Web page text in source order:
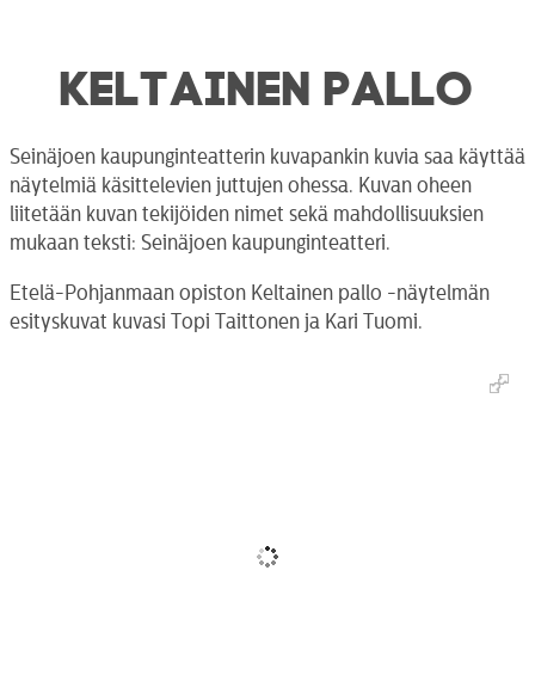
KELTAINEN PALLO
Seinäjoen kaupunginteatterin kuvapankin kuvia saa käyttää
näytelmiä käsittelevien juttujen ohessa. Kuvan oheen
liitetään kuvan tekijöiden nimet sekä mahdollisuuksien
mukaan teksti: Seinäjoen kaupunginteatteri.
Etelä-Pohjanmaan opiston Keltainen pallo -näytelmän
esityskuvat kuvasi Topi Taittonen ja Kari Tuomi.